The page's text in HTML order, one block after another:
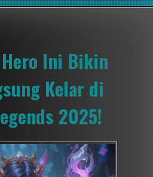
Ini Bikin
Kelar di
2025!